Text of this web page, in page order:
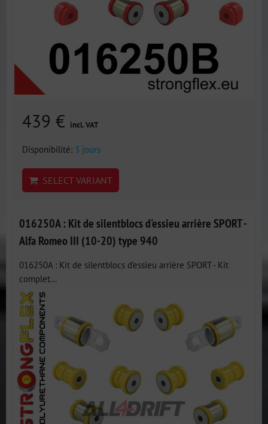
439 € incl. VAT
Disponibilité: 3 jours
SELECT VARIANT
016250A : Kit de silentblocs d'essieu arrière SPORT -
Alfa Romeo III (10-20) type 940
016250A : Kit de silentblocs d'essieu arrière SPORT - Kit
complet...